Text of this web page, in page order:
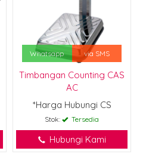
Whatsapp via SMS
Timbangan Counting CAS
AC
*Harga Hubungi CS
Stok: Tersedia
Hubungi Kami